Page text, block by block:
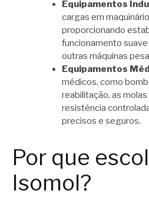
Equipamentos
cargas em
proporcionando
funcionamento
outras máquinas
Equipamentos
médicos, como
reabilitação, as
resistência
precisos e seguros.
Por que
Isomol?